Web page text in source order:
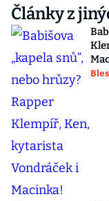
Články z